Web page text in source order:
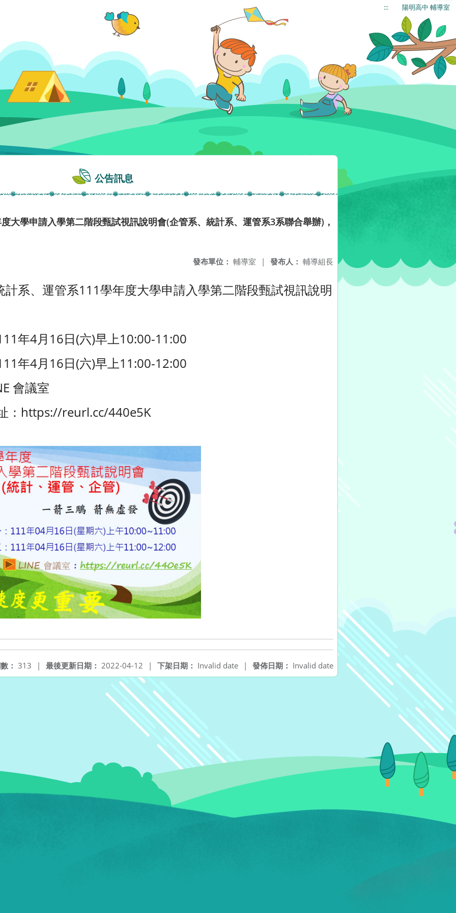
::: 陽明高中 輔導室
公告訊息
大學申請入學第二階段甄試視訊說明會(企管系、統計系、運管系3系聯合舉辦)，
發布人： 輔導組長
發布單位： 輔導室 |
系、運管系111學年度大學申請入學第二階段甄試視訊說明
年4月16日(六)早上10:00-11:00
年4月16日(六)早上11:00-12:00
會議室
：https://reurl.cc/440e5K
發佈日期： Invalid date
下架日期： Invalid date |
最後更新日期： 2022-04-12 |
： 313 |